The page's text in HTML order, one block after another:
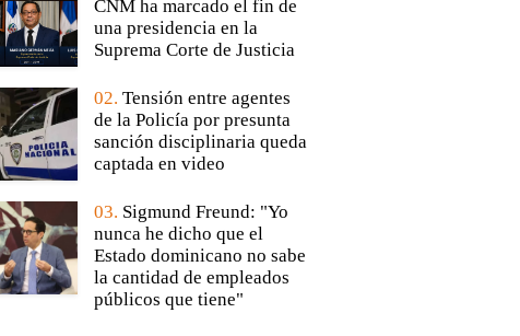
CNM ha marcado el fin de
una presidencia en la
Suprema Corte de Justicia
02. Tensión entre agentes
de la Policía por presunta
sanción disciplinaria queda
captada en video
03. Sigmund Freund: "Yo
nunca he dicho que el
Estado dominicano no sabe
la cantidad de empleados
públicos que tiene"